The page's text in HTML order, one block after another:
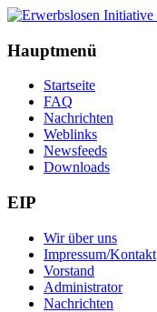
Hauptmenü
Startseite
FAQ
Nachrichten
Weblinks
Newsfeeds
Downloads
EIP
Wir über uns
Impressum/Kontakt
Vorstand
Administrator
Nachrichten